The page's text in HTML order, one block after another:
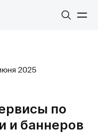
2025
по
и баннеров